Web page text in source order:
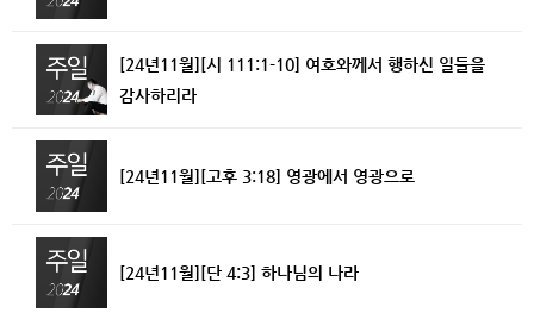
[24년11월][시 111:1-10] 여호와께서 행하신 일들을
감사하리라
[24년11월][고후 3:18] 영광에서 영광으로
[24년11월][단 4:3] 하나님의 나라